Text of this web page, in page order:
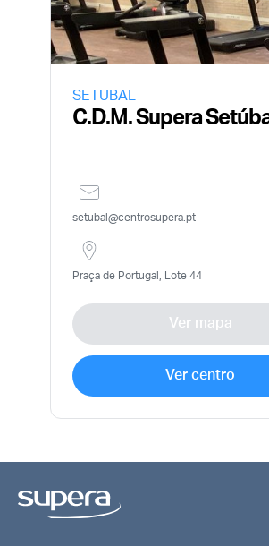
SETUBAL
C.D.M. Supera
setubal@centrosupera.pt
Praça de Portugal, Lote 44
Ver mapa
Ver centro